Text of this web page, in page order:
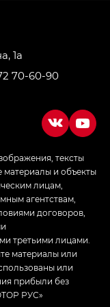
ЛАУНЖ —
1а
70-60-90
тексты
и объекты
лицам,
агентствам,
договоров,
третьими лицами.
материалы или
или
прибыли без
РУС»